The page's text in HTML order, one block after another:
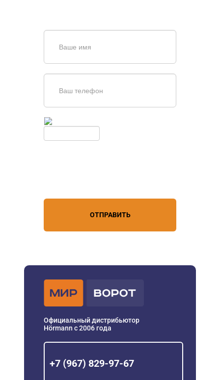
ОТПРАВИТЬ
Официальный дистрибьютор
Hörmann с 2006 года
+7 (967) 829-97-67